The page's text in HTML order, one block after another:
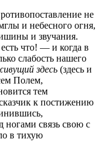
не
и небесного огня,
и звучания.
что! — и когда в
слабость нашего
здесь (здесь и
Полем,
тем
к постижению
ногами связь свою с
в тихую